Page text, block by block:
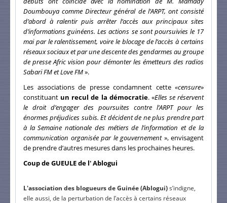
Doumbouya comme Directeur général de l’ARPT, ont consisté
d’abord à ralentir puis arrêter l’accès aux principaux sites
d’informations guinéens. Les actions se sont poursuivies le 17
mai par le ralentissement, voire le blocage de l’accès à certains
réseaux sociaux et par une descente des gendarmes au groupe
de presse Afric vision pour démonter les émetteurs des radios
Sabari FM et Love FM».
Les associations de presse condamnent cette «censure»
constituant un recul de la démocratie. «Elles se réservent
le droit d’engager des poursuites contre l’ARPT pour les
énormes préjudices subis. Et décident de ne plus prendre part
à la Semaine nationale des métiers de l’information et de la
communication organisée par le gouvernement », envisagent
de prendre d’autres mesures dans les prochaines heures.
Coup de GUEULE de l' Ablogui
L'association des blogueurs de Guinée (Ablogui)s’indigne,
elle aussi, de la perturbation de l’accès à certains réseaux